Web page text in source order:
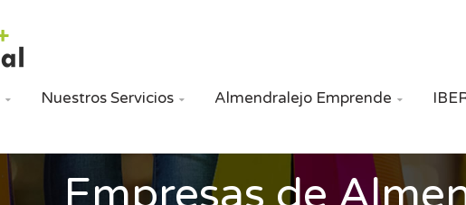
 Nuestros Servicios  Almendralejo Emprende 